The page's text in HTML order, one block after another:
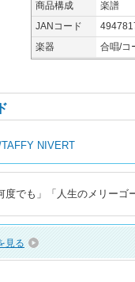
商品構成
楽譜
JANコード
楽器
合唱/コ
NIVERT
度でも」「人生のメリー
見る